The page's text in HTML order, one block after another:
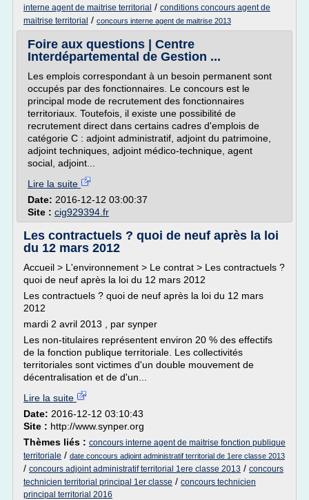
interne agent de maitrise territorial / conditions concours agent de
maitrise territorial / concours interne agent de maitrise 2013
Foire aux questions | Centre
Interdépartemental de Gestion ...
Les emplois correspondant à un besoin permanent sont
occupés par des fonctionnaires. Le concours est le
principal mode de recrutement des fonctionnaires
territoriaux. Toutefois, il existe une possibilité de
recrutement direct dans certains cadres d'emplois de
catégorie C : adjoint administratif, adjoint du patrimoine,
adjoint techniques, adjoint médico-technique, agent
social, adjoint...
Lire la suite
Date: 2016-12-12 03:00:37
Site : cig929394.fr
Les contractuels ? quoi de neuf après la loi
du 12 mars 2012
Accueil > L'environnement > Le contrat > Les contractuels ?
quoi de neuf après la loi du 12 mars 2012
Les contractuels ? quoi de neuf après la loi du 12 mars
2012
mardi 2 avril 2013 , par synper
Les non-titulaires représentent environ 20 % des effectifs
de la fonction publique territoriale. Les collectivités
territoriales sont victimes d'un double mouvement de
décentralisation et de d'un...
Lire la suite
Date: 2016-12-12 03:10:43
Site : http://www.synper.org
Thèmes liés : concours interne agent de maitrise fonction publique
territoriale / date concours adjoint administratif territorial de 1ere classe 2013
/ concours adjoint administratif territorial 1ere classe 2013 / concours
technicien territorial principal 1er classe / concours technicien
principal territorial 2016